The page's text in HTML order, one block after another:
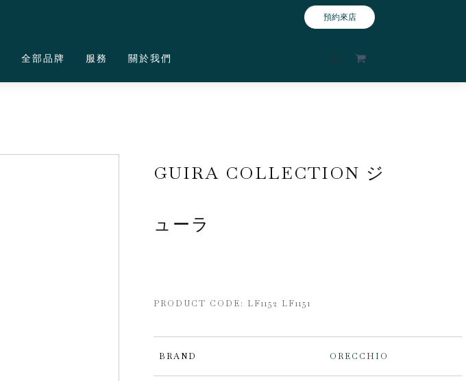
預約來店
全部品牌 服務 關於我們 $ 0
GUIRA COLLECTION ジ
ューラ
PRODUCT CODE: LF1152 LF1151
BRAND ORECCHIO